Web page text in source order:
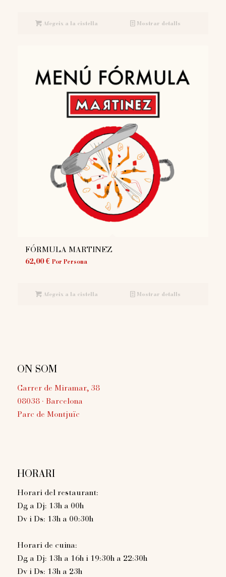
Afegeix a la cistella Mostrar detalls
FÓRMULA MARTINEZ
62,00 € Por Persona
Afegeix a la cistella Mostrar detalls
ON SOM
Carrer de Miramar, 38
08038 · Barcelona
Parc de Montjuïc
HORARI
Horari del restaurant:
Dg a Dj: 13h a 00h
Dv i Ds: 13h a 00:30h
Horari de cuina:
Dg a Dj: 13h a 16h i 19:30h a 22:30h
Dv i Ds: 13h a 23h